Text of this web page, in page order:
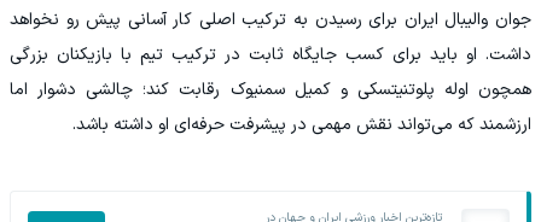
جوان والیبال ایران برای رسیدن به ترکیب اصلی کار آسانی پیش رو نخواهد
داشت. او باید برای کسب جایگاه ثابت در ترکیب تیم با بازیکنان بزرگی
همچون اوله پلوتنیتسکی و کمیل سمنیوک رقابت کند؛ چالشی دشوار اما
ارزشمند که می‌تواند نقش مهمی در پیشرفت حرفه‌ای او داشته باشد.
تازه‌ترین اخبار ورزشی ایران و جهان در